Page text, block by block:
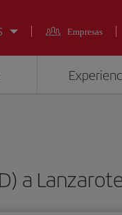
Empresas
a